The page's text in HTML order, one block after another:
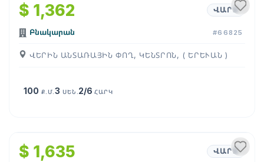
$ 1,362 ՎԱՐՁ
Բնակարան #66825
ՎԵՐԻՆ ԱՆՏԱՌԱՅԻՆ ՓՈՂ, ԿԵՆՏՐՈՆ, ( ԵՐԵՒԱՆ )
100 Ք.Մ.3 ՍԵՆ. 2/6ՀԱՐԿ
$ 1,635 ՎԱՐՁ